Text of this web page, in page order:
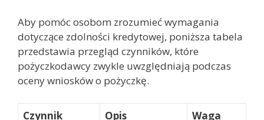
Aby pomóc osobom zrozumieć wymagania
dotyczące zdolności kredytowej, poniższa tabela
przedstawia przegląd czynników, które
pożyczkodawcy zwykle uwzględniają podczas
oceny wniosków o pożyczkę.
Czynnik Opis Waga